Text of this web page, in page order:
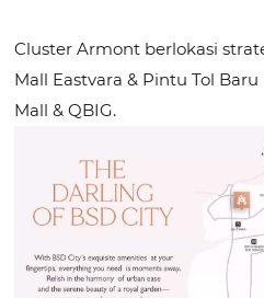
Cluster Armont berlokasi
Mall Eastvara & Pintu Tol
Mall & QBIG.